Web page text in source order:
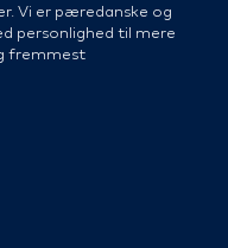
Vi er pæredanske og
personlighed til mere
fremmest